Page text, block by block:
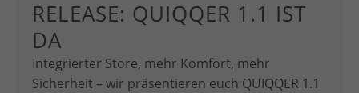
RELEASE: QUIQQER 1.1 IST
DA
Integrierter Store, mehr Komfort, mehr
Sicherheit – wir präsentieren euch QUIQQER 1.1